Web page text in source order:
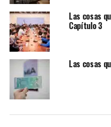
Las cosas
Capítulo 3
Las cosas